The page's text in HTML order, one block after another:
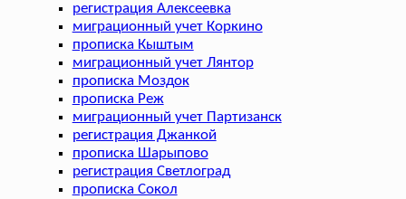
регистрация Алексеевка
миграционный учет Коркино
прописка Кыштым
миграционный учет Лянтор
прописка Моздок
прописка Реж
миграционный учет Партизанск
регистрация Джанкой
прописка Шарыпово
регистрация Светлоград
прописка Сокол